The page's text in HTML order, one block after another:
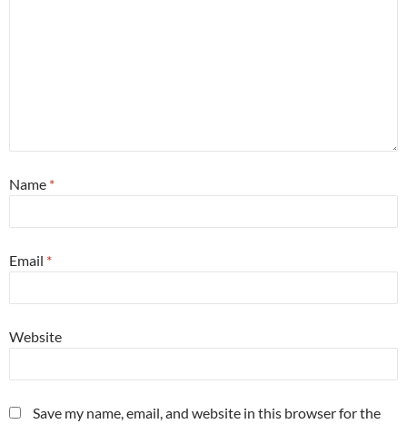
Name *
Email *
Website
Save my name, email, and website in this browser for the